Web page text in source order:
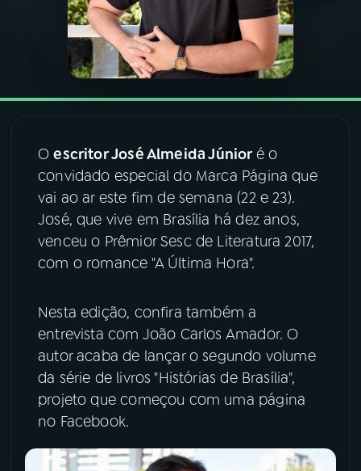
VIDEOCASTS
ÚLTIMAS
ACOMPANHE A RÁDIO NACIONAL
YouTube Facebook
Instagram X
Oescritor José Almeida Júnioré o
convidado especial do Marca Página que
vai ao ar este fim de semana (22 e 23).
José, que vive em Brasília há dez anos,
venceu o Prêmior Sesc de Literatura 2017,
com o romance "A Última Hora".
Nesta edição, confira também a
entrevista com João Carlos Amador. O
autor acaba de lançar o segundo volume
da série de livros "Histórias de Brasília",
projeto que começou com uma página
no Facebook.